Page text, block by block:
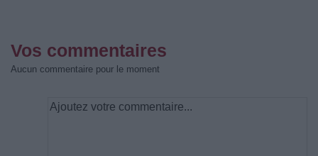
Vos commentaires
Aucun commentaire pour le moment